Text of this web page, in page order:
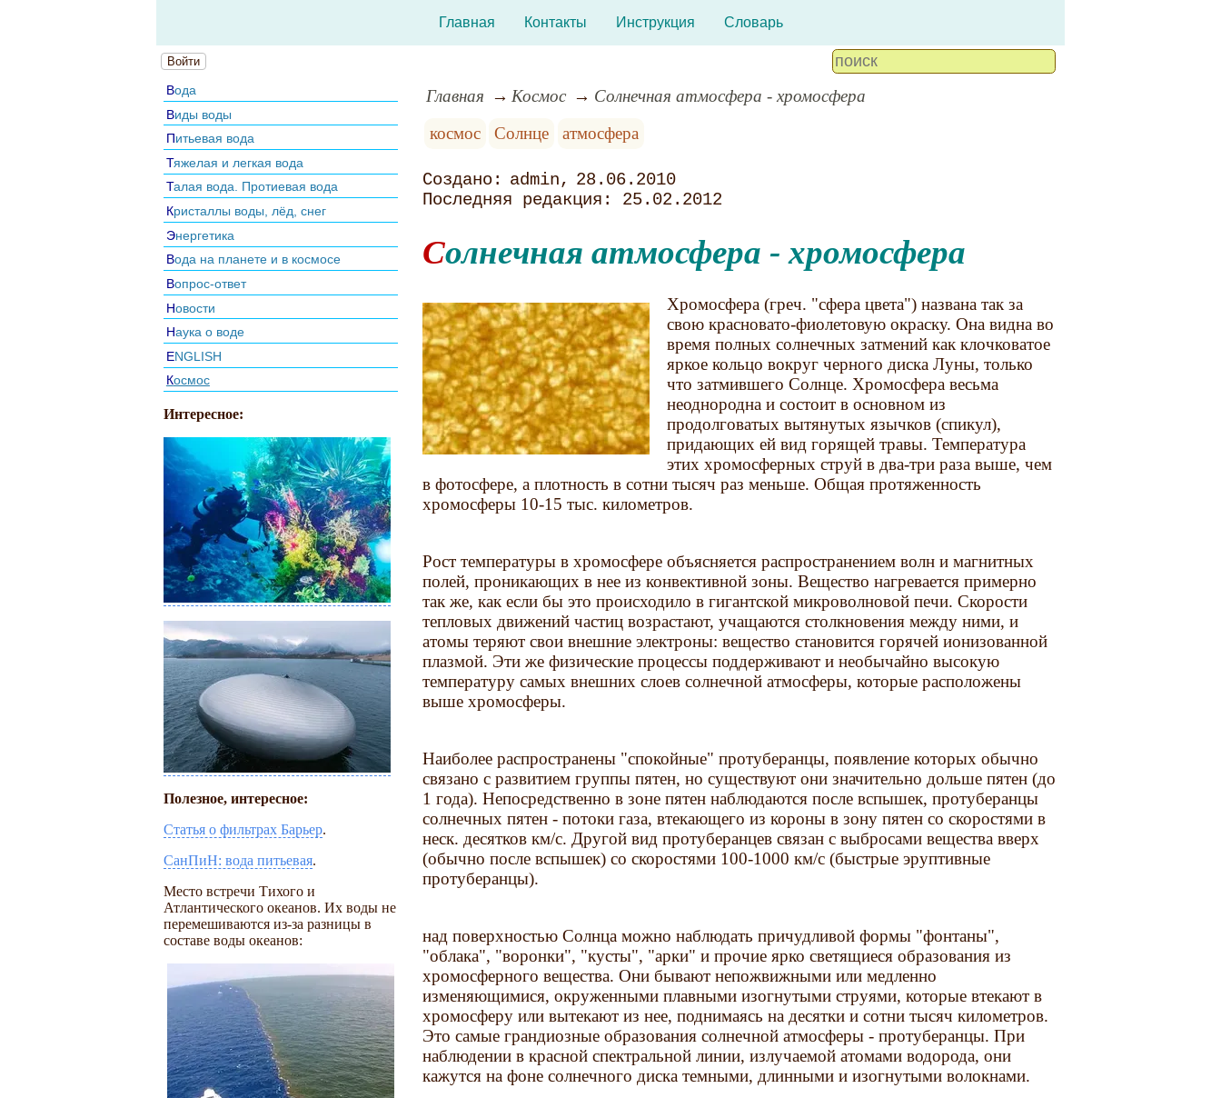
Главная Контакты Инструкция Словарь
Войти
Вода
Виды воды
Питьевая вода
Тяжелая и легкая вода
Талая вода. Протиевая вода
Кристаллы воды, лёд, снег
Энергетика
Вода на планете и в космосе
Вопрос-ответ
Новости
Наука о воде
ENGLISH
Космос
Интересное:
Полезное, интересное:
Статья о фильтрах Барьер.
СанПиН: вода питьевая.
Место встречи Тихого и
Атлантического океанов. Их воды не
перемешиваются из-за разницы в
составе воды океанов:
Главная Космос
Солнечная атмосфера - хромосфера
космос
Солнце атмосфера
admin
28.06.2010
25.02.2012
Солнечная атмосфера - хромосфера
Хромосфера (греч. "сфера цвета") названа так за
свою красновато-фиолетовую окраску. Она видна во
время полных солнечных затмений как клочковатое
яркое кольцо вокруг черного диска Луны, только
что затмившего Солнце. Хромосфера весьма
неоднородна и состоит в основном из
продолговатых вытянутых язычков (спикул),
придающих ей вид горящей травы. Температура
этих хромосферных струй в два-три раза выше, чем
в фотосфере, а плотность в сотни тысяч раз меньше. Общая протяженность
хромосферы 10-15 тыс. километров.
Рост температуры в хромосфере объясняется распространением волн и магнитных
полей, проникающих в нее из конвективной зоны. Вещество нагревается примерно
так же, как если бы это происходило в гигантской микроволновой печи. Скорости
тепловых движений частиц возрастают, учащаются столкновения между ними, и
атомы теряют свои внешние электроны: вещество становится горячей ионизованной
плазмой. Эти же физические процессы поддерживают и необычайно высокую
температуру самых внешних слоев солнечной атмосферы, которые расположены
выше хромосферы.
Наиболее распространены "спокойные" протуберанцы, появление которых обычно
связано с развитием группы пятен, но существуют они значительно дольше пятен (до
1 года). Непосредственно в зоне пятен наблюдаются после вспышек, протуберанцы
солнечных пятен - потоки газа, втекающего из короны в зону пятен со скоростями в
неск. десятков км/с. Другой вид протуберанцев связан с выбросами вещества вверх
(обычно после вспышек) со скоростями 100-1000 км/с (быстрые эруптивные
протуберанцы).
над поверхностью Солнца можно наблюдать причудливой формы "фонтаны",
"облака", "воронки", "кусты", "арки" и прочие ярко светящиеся образования из
хромосферного вещества. Они бывают непожвижными или медленно
изменяющимися, окруженными плавными изогнутыми струями, которые втекают в
хромосферу или вытекают из нее, поднимаясь на десятки и сотни тысяч километров.
Это самые грандиозные образования солнечной атмосферы - протуберанцы. При
наблюдении в красной спектральной линии, излучаемой атомами водорода, они
кажутся на фоне солнечного диска темными, длинными и изогнутыми волокнами.